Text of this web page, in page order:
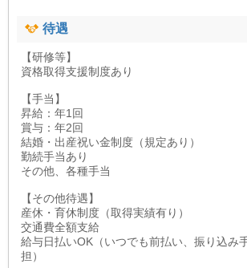
待遇
【研修等】
資格取得支援制度あり
【手当】
昇給：年1回
賞与：年2回
結婚・出産祝い金制度（規定あり）
勤続手当あり
その他、各種手当
【その他待遇】
産休・育休制度（取得実績有り）
交通費全額支給
給与日払いOK（いつでも前払い、振り込み
担）